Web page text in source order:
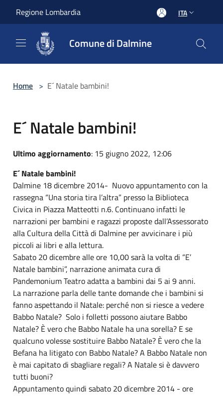
Regione Lombardia ITA
Comune di Dalmine
Home > E´ Natale bambini!
E´ Natale bambini!
Ultimo aggiornamento: 15 giugno 2022, 12:06
E´ Natale bambini!
Dalmine 18 dicembre 2014- Nuovo appuntamento con la
rassegna “Una storia tira l’altra” presso la Biblioteca
Civica in Piazza Matteotti n.6. Continuano infatti le
narrazioni per bambini e ragazzi proposte dall’Assessorato
alla Cultura della Città di Dalmine per avvicinare i più
piccoli ai libri e alla lettura.
Sabato 20 dicembre alle ore 10,00 sarà la volta di “E’
Natale bambini”, narrazione animata cura di
Pandemonium Teatro adatta a bambini dai 5 ai 9 anni.
La narrazione parla delle tante domande che i bambini si
fanno aspettando il Natale: perché non si riesce a vedere
Babbo Natale? Solo i folletti possono aiutare Babbo
Natale? È vero che Babbo Natale ha una sorella? E se
qualcuno volesse sostituire Babbo Natale? È vero che la
Befana ha litigato con Babbo Natale? A Babbo Natale non
è mai capitato di sbagliare regali? A Natale si è davvero
tutti buoni?
Appuntamento quindi sabato 20 dicembre 2014 - ore